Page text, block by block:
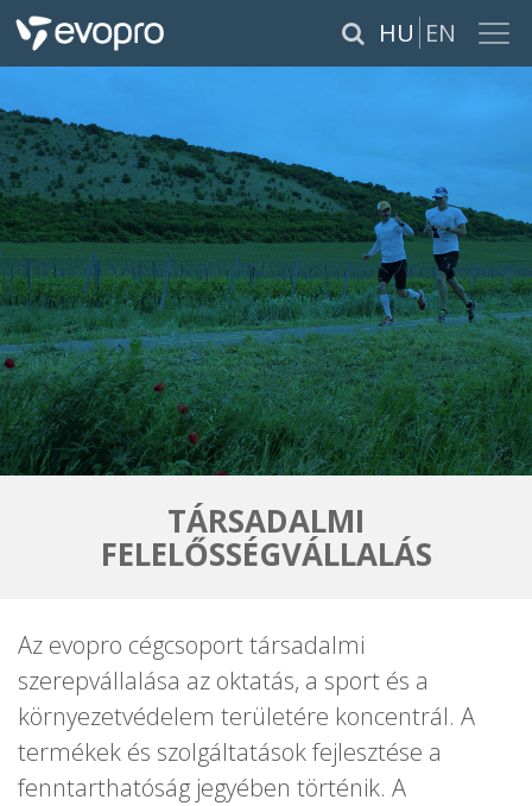
HU EN ×
SZOLGÁLTATÁSOK
TERMÉKEK
REFERENCIÁK
KARRIER
PÁLYÁZATOK
TÁRSADALMI
FELELŐSSÉGVÁLLALÁS
Az evopro cégcsoport társadalmi
szerepvállalása az oktatás, a sport és a
környezetvédelem területére koncentrál. A
termékek és szolgáltatások fejlesztése a
fenntarthatóság jegyében történik. A